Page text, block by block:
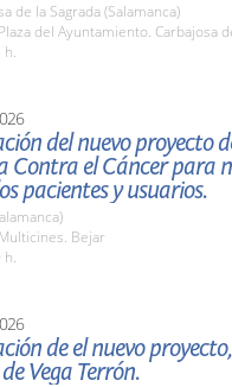
de la Sagrada (Salamanca)
del Ayuntamiento. Carbajosa
h.
del nuevo proyecto
Contra el Cáncer para
pacientes y usuarios.
Bejar
h.
de el nuevo
Vega Terrón.